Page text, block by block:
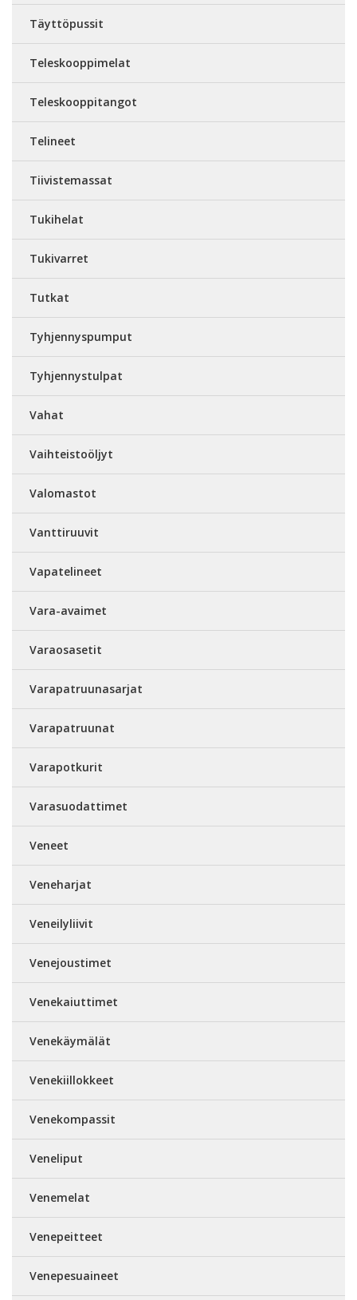
Täyttöpussit
Teleskooppimelat
Teleskooppitangot
Telineet
Tiivistemassat
Tukihelat
Tukivarret
Tutkat
Tyhjennyspumput
Tyhjennystulpat
Vahat
Vaihteistoöljyt
Valomastot
Vanttiruuvit
Vapatelineet
Vara-avaimet
Varaosasetit
Varapatruunasarjat
Varapatruunat
Varapotkurit
Varasuodattimet
Veneet
Veneharjat
Veneilyliivit
Venejoustimet
Venekaiuttimet
Venekäymälät
Venekiillokkeet
Venekompassit
Veneliput
Venemelat
Venepeitteet
Venepesuaineet